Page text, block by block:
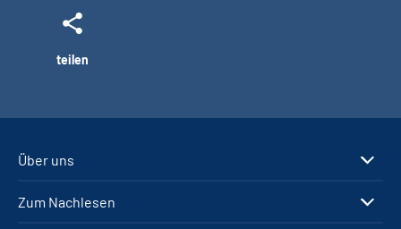
teilen
Über uns
Zum Nachlesen